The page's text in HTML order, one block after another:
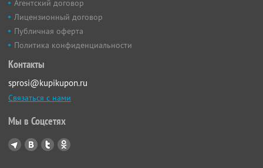
Агентский договор
Лицензионный договор
Публичная оферта
Политика конфиденциальности
Контакты
sprosi@kupikupon.ru
Связаться с нами
Мы в Соцсетях